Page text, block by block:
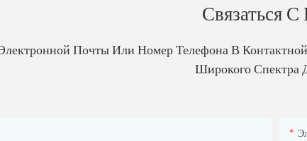
Связаться
Почты Или Номер Телефона В
Широкого Спектра